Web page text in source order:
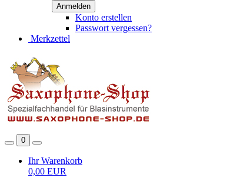
Konto erstellen
Passwort vergessen?
Merkzettel
0
Ihr Warenkorb
0,00 EUR